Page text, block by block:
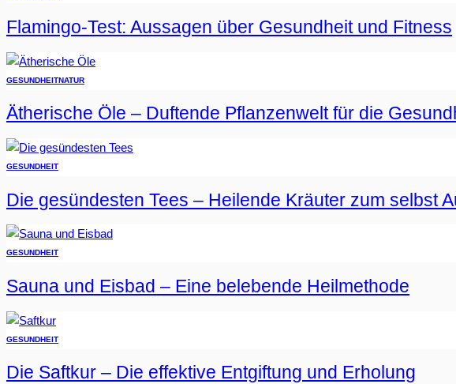
Flamingo-Test: Aussagen über Gesundheit und Fitness
GESUNDHEITNATUR
Ätherische Öle – Duftende Pflanzenwelt für die
GESUNDHEIT
Die gesündesten Tees – Heilende Kräuter zum selbst
GESUNDHEIT
Sauna und Eisbad – Eine belebende Heilmethode
GESUNDHEIT
Die Saftkur – Die effektive Entgiftung und Erholung